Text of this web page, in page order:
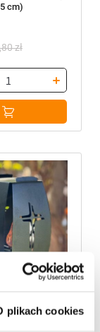
plikach cookies
cm)
zł